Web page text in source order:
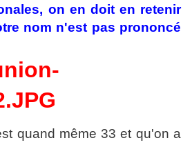
on en doit en retenir
nom n'est pas prononcé
quand même 33 et qu'on a